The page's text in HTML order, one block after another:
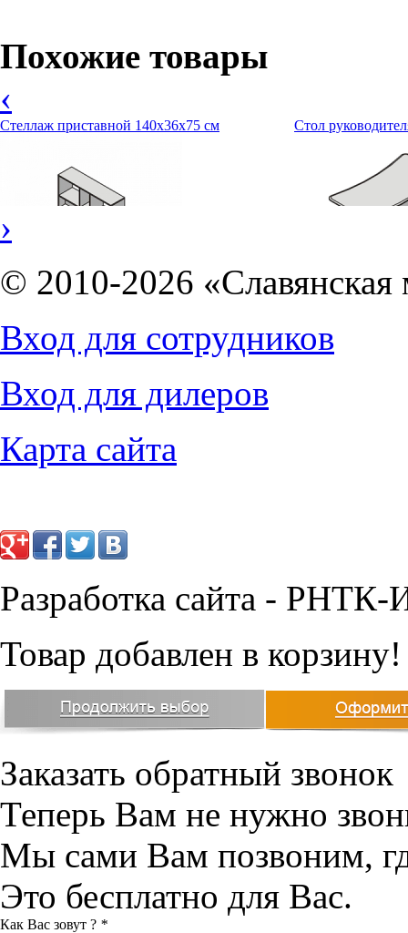
Похожие товары
‹
Стеллаж приставной 140х36х75 см Стол
›
© 2010-2026 «Славянская
Вход для сотрудников
Вход для дилеров
Карта сайта
Разработка сайта - РНТК-
Товар добавлен в корзину!
Заказать обратный звонок
Теперь Вам не нужно
Мы сами Вам позвоним,
Это бесплатно для Вас.
Как Вас зовут ? *